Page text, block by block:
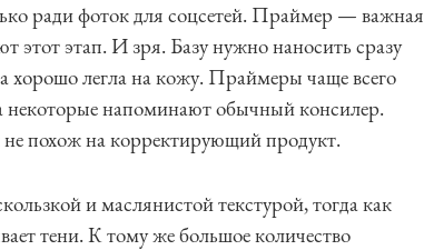
ради фоток для соцсетей. Праймер — важная
этот этап. И зря. Базу нужно наносить сразу
хорошо легла на кожу. Праймеры чаще всего
некоторые напоминают обычный консилер.
похож на корректирующий продукт.
и маслянистой текстурой, тогда как
тени. К тому же большое количество